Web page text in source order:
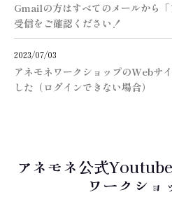
Gmailの方はすべてのメールから「
受信をご確認ください！
2023/07/03
アネモネワークショップのWebサ
した（ログインできない場合）
アネモネ公式
ワークショ